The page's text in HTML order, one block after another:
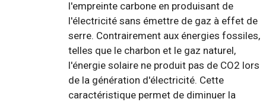
l'empreinte carbone en produisant de
l'électricité sans émettre de gaz à effet de
serre. Contrairement aux énergies fossiles,
telles que le charbon et le gaz naturel,
l'énergie solaire ne produit pas de CO2 lors
de la génération d'électricité. Cette
caractéristique permet de diminuer la